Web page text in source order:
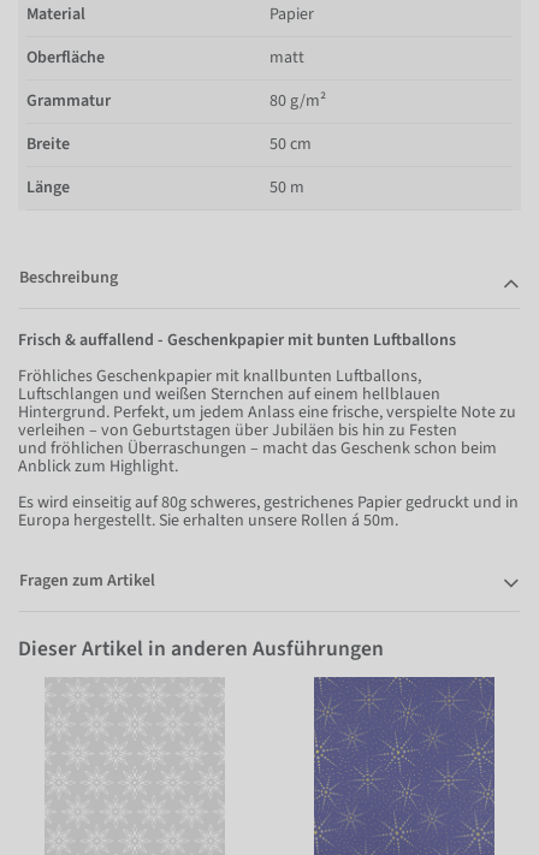
Material
Papier
Oberfläche
matt
Grammatur
80 g/m²
Breite
50 cm
Länge
50 m
Beschreibung
Frisch & auffallend - Geschenkpapier mit bunten Luftballons
Fröhliches Geschenkpapier mit knallbunten Luftballons,
Luftschlangen und weißen Sternchen auf einem hellblauen
Hintergrund. Perfekt, um jedem Anlass eine frische, verspielte Note zu
verleihen – von Geburtstagen über Jubiläen bis hin zu Festen
und fröhlichen Überraschungen – macht das Geschenk schon beim
Anblick zum Highlight.
Es wird einseitig auf 80g schweres, gestrichenes Papier gedruckt und in
Europa hergestellt. Sie erhalten unsere Rollen á 50m.
Fragen zum Artikel
Dieser Artikel in anderen Ausführungen